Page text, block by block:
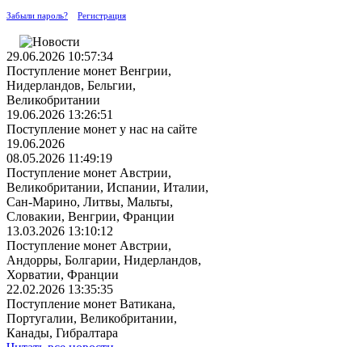
Забыли пароль? Регистрация
29.06.2026 10:57:34
Поступление монет Венгрии,
Нидерландов, Бельгии,
Великобритании
19.06.2026 13:26:51
Поступление монет у нас на сайте
19.06.2026
08.05.2026 11:49:19
Поступление монет Австрии,
Великобритании, Испании, Италии,
Сан-Марино, Литвы, Мальты,
Словакии, Венгрии, Франции
13.03.2026 13:10:12
Поступление монет Австрии,
Андорры, Болгарии, Нидерландов,
Хорватии, Франции
22.02.2026 13:35:35
Поступление монет Ватикана,
Португалии, Великобритании,
Канады, Гибралтара